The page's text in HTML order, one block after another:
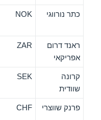
כתר נורווגי NOK
ראנד דרום
אפריקאי
ZAR
קרונה
שוודית
SEK
פרנק שווצרי CHF